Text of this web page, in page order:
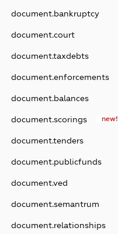
document.bankruptcy
document.court
document.taxdebts
document.enforcements
document.balances
document.scorings new!
document.tenders
document.publicfunds
document.ved
document.semantrum
document.relationships